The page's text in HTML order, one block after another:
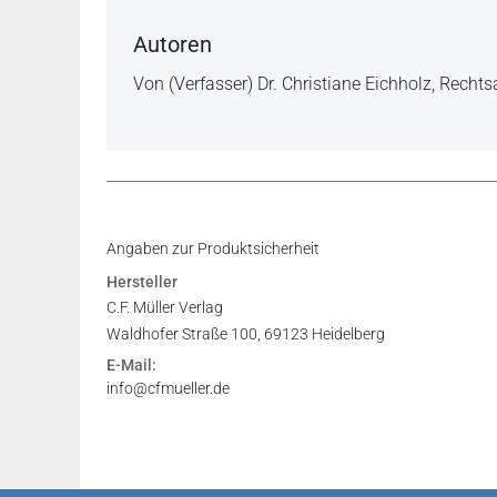
Autoren
Von (Verfasser) Dr. Christiane Eichholz,
Insgesamt kann ich für dieses Buch meine
sowohl in der Vorbereitung der
Dienste geleistet.
www.elbelaw.de 08.11.2011
Sehr hilfreich sind auch die einleitenden
www.studjur-online.de 16.08.2010
Inhaltsverzeichnis
Vorwort
Register
Angaben zur Produktsicherheit
Hersteller
C.F. Müller Verlag
Waldhofer Straße 100, 69123 Heidelberg
E-Mail:
info@cfmueller.de